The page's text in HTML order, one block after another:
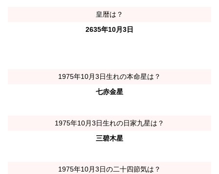
皇暦は？
2635年10月3日
1975年10月3日生れの本命星は？
七赤金星
1975年10月3日生れの日家九星は？
三碧木星
1975年10月3日の二十四節気は？